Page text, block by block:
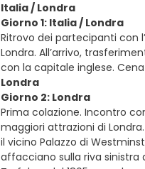
Italia / Londra
Giorno 1: Italia / Londra
Ritrovo dei partecipanti con
Londra. All’arrivo,
con la capitale inglese.
Londra
Giorno 2: Londra
Prima colazione. Incontro
maggiori attrazioni di
il vicino Palazzo di
affacciano sulla riva sinistra